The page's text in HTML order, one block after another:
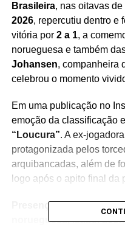
Brasileira, nas oitavas de
2026, repercutiu dentro e
vitória por 2 a 1, a
norueguesa e também
Johansen, companheira
celebrou o momento
Em uma publicação no
emoção da classificação
“Loucura”. A ex-
protagonizada pelos
arquibancadas, além de
logo após o apito final da
Presença constante
norueguesa, Isabel